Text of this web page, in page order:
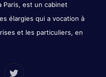
Paris, est un cabinet
élargies qui a vocation à
et les particuliers, en